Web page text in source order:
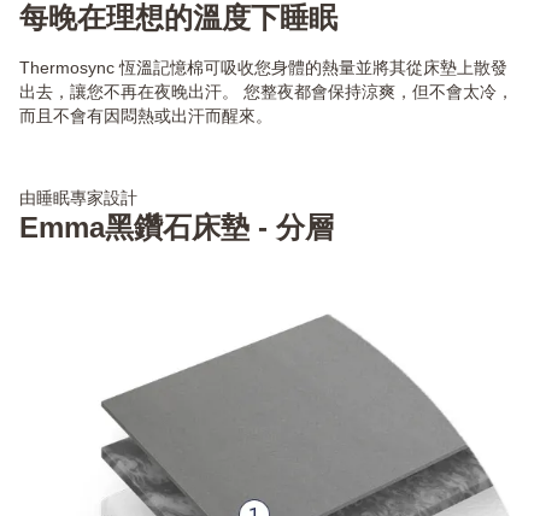
每晚在理想的溫度下睡眠
Thermosync 恆溫記憶棉可吸收您身體的熱量並將其從床墊上散發
出去，讓您不再在夜晚出汗。 您整夜都會保持涼爽，但不會太冷，
而且不會有因悶熱或出汗而醒來。
由睡眠專家設計
Emma黑鑽石床墊 - 分層